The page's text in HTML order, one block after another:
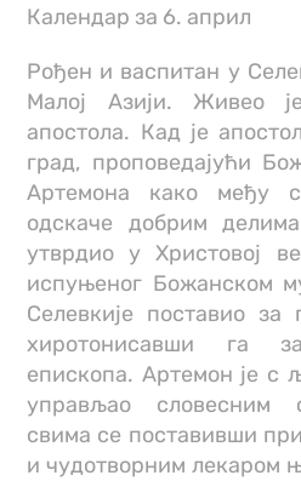
Календар за 6. април
Рођен и васпитан у
Малој Азији. Живео
апостола. Кад је
град, проповедајући
Артемона како међу
одскаче добрим
утврдио у Христовој
испуњеног Божанском
Селевкије поставио
хиротонисавши га
епископа. Артемон је с
управљао словесним
свима се поставивши
и чудотворним лекаром